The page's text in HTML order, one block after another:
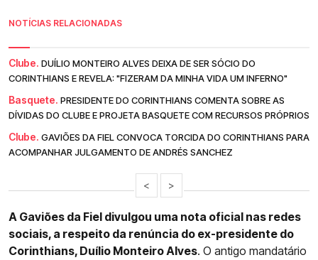
NOTÍCIAS RELACIONADAS
Clube. DUÍLIO MONTEIRO ALVES DEIXA DE SER SÓCIO DO
CORINTHIANS E REVELA: "FIZERAM DA MINHA VIDA UM INFERNO"
Basquete. PRESIDENTE DO CORINTHIANS COMENTA SOBRE AS
DÍVIDAS DO CLUBE E PROJETA BASQUETE COM RECURSOS PRÓPRIOS
Clube. GAVIÕES DA FIEL CONVOCA TORCIDA DO CORINTHIANS PARA
ACOMPANHAR JULGAMENTO DE ANDRÉS SANCHEZ
< >
A Gaviões da Fiel divulgou uma nota oficial nas redes
sociais, a respeito da renúncia do ex-presidente do
Corinthians, Duílio Monteiro Alves. O antigo mandatário